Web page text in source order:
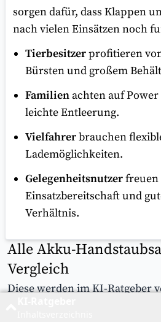
sorgen dafür, dass Klappen
nach vielen Einsätzen noch
Tierbesitzerprofitieren
Bürsten und großem
Familienachten auf
leichte Entleerung.
Vielfahrerbrauchen
Lademöglichkeiten.
Gelegenheitsnutzerfreuen
Einsatzbereitschaft und
Verhältnis.
Alle Akku-
Vergleich
Diese werden im KI-Ratgeber